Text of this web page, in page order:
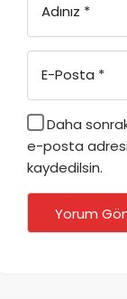
Adınız *
E-Posta *
Daha
e-posta
kaydedilsin.
Yorum